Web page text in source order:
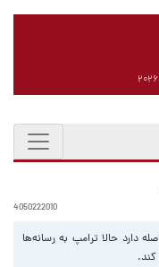
4050222010
با رکورد ۴ سال پیش فاصله دارد حالا ترامپ به رسانه‌ها